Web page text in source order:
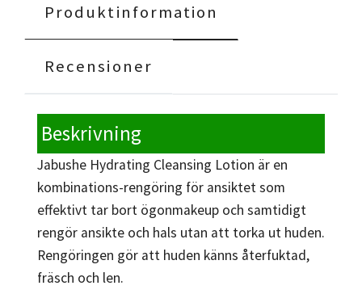
Produktinformation
Recensioner
Beskrivning
Jabushe Hydrating Cleansing Lotion är en
kombinations-rengöring för ansiktet som
effektivt tar bort ögonmakeup och samtidigt
rengör ansikte och hals utan att torka ut huden.
Rengöringen gör att huden känns återfuktad,
fräsch och len.